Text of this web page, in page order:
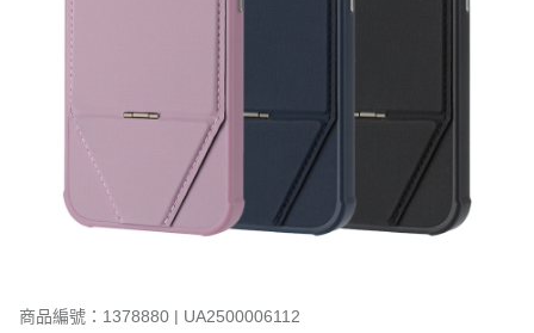
商品編號：1378880 | UA2500006112